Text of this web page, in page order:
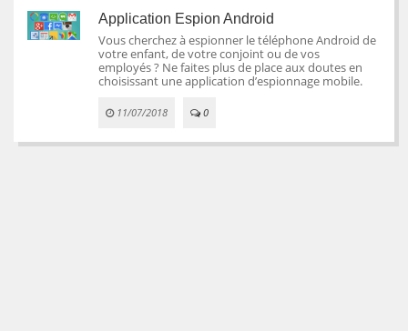
Application Espion Android
Vous cherchez à espionner le téléphone Android de
votre enfant, de votre conjoint ou de vos
employés ? Ne faites plus de place aux doutes en
choisissant une application d’espionnage mobile.
11/07/2018 0